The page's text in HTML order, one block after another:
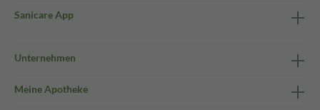
Sanicare App
Unternehmen
Meine Apotheke